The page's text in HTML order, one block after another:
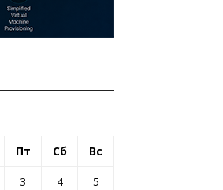
Пт Сб Вс
3 4
5